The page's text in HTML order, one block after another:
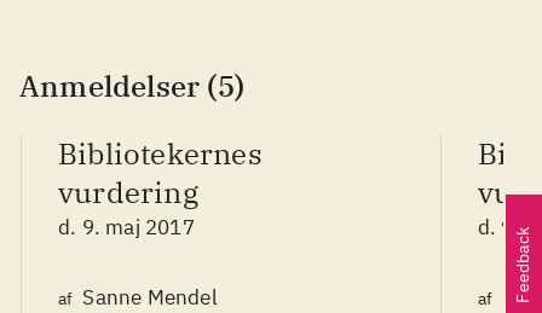
Anmeldelser (5)
Bibliotekernes
vurdering
d. 9. maj 2017
af Sanne Mendel
d. 9.
af Feedback